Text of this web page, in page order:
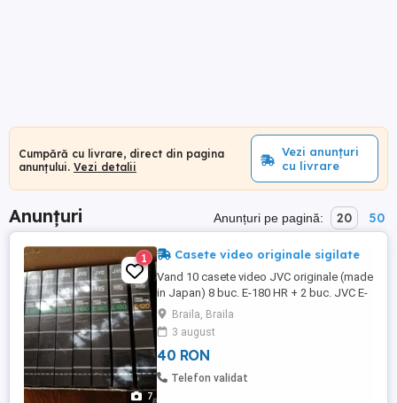
Cumpără cu livrare, direct din pagina
anunțului. Vezi detalii
Vezi anunțuri
cu livrare
Anunțuri Anunțuri pe pagină: 20 50
7
1 Casete video originale sigilate
Vand 10 casete video JVC originale (made
in Japan) 8 buc. E-180 HR + 2 buc. JVC E-
120 HR, sigilate, aduse din Occident
inainte de '89. Bonus: 10 casete originale
inregistrate o singura data: 2 RAKS-E 120;
2 PHILIPS-E 180; 1 JVC-E 180
(filme&muzica disco) Pret 40 lei/ buc. Pret
Braila, Braila
3 august
40 RON
Telefon validat